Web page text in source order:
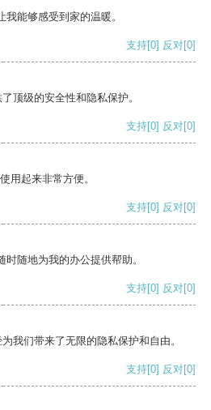
能够感受到家的温暖。
支持[0] 反对[0]
顶级的安全性和隐私保护。
支持[0] 反对[0]
用起来非常方便。
支持[0] 反对[0]
随地为我的办公提供帮助。
支持[0] 反对[0]
我们带来了无限的隐私保护和自由。
支持[0] 反对[0]